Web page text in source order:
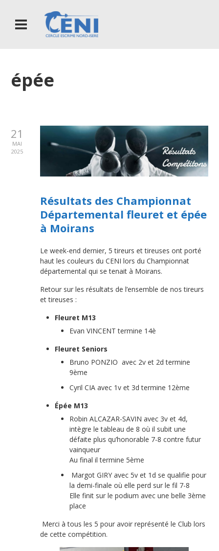
épée
21
MAI
2025
Résultats des Championnat
Départemental fleuret et épée
à Moirans
Le week-end dernier, 5 tireurs et tireuses ont porté
haut les couleurs du CENI lors du Championnat
départemental qui se tenait à Moirans.
Retour sur les résultats de l’ensemble de nos tireurs
et tireuses :
Fleuret M13
Evan VINCENT termine 14è
Fleuret Seniors
Bruno PONZIO avec 2v et 2d termine
9ème
Cyril CIA avec 1v et 3d termine 12ème
Épée M13
Robin ALCAZAR-SAVIN avec 3v et 4d,
intègre le tableau de 8 où il subit une
défaite plus qu’honorable 7-8 contre futur
vainqueur
Au final il termine 5ème
Margot GIRY avec 5v et 1d se qualifie pour
la demi-finale où elle perd sur le fil 7-8
Elle finit sur le podium avec une belle 3ème
place
Merci à tous les 5 pour avoir représenté le Club lors
de cette compétition.